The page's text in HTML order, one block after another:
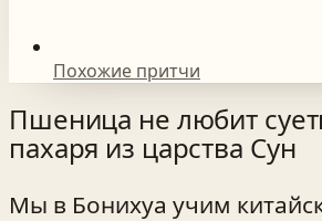
Похожие притчи
Пшеница не любит
пахаря из царства Сун
Мы в Бонихуа учим